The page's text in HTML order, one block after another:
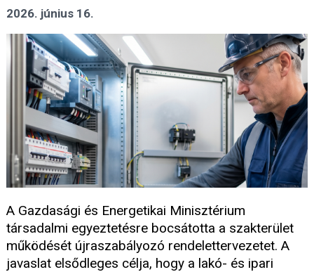
2026. június 16.
A Gazdasági és Energetikai Minisztérium
társadalmi egyeztetésre bocsátotta a szakterület
működését újraszabályozó rendelettervezetet. A
javaslat elsődleges célja, hogy a lakó- és ipari